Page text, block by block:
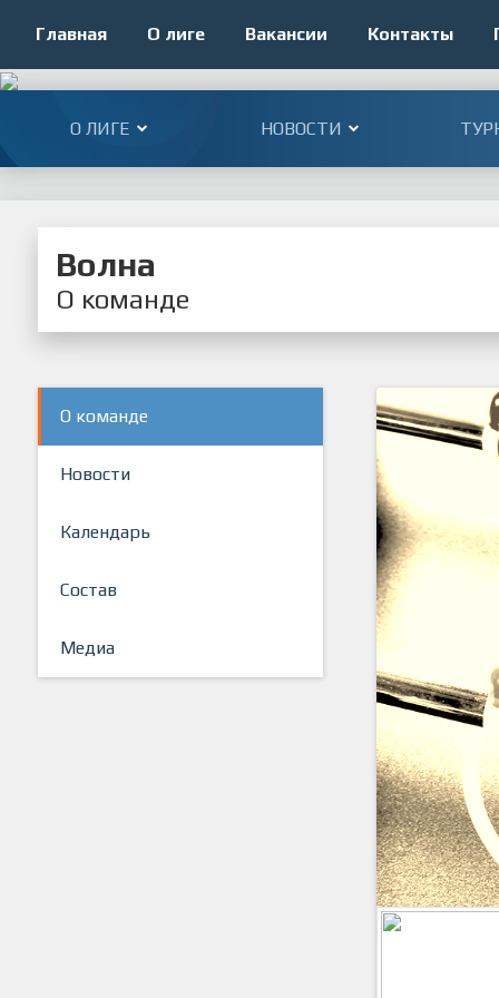
Главная О лиге Вакансии Контакты
О ЛИГЕ НОВОСТИ
Волна
О команде
О команде
Новости
Календарь
Состав
Медиа